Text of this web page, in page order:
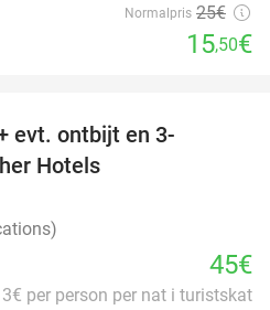
Normalpris 25€
15,50€
evt. ontbijt en 3-
Hotels
45€
3€ per person per nat i turistskat